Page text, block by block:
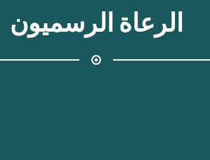
الرعاة الرسميون